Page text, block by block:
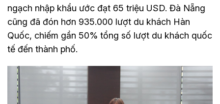
ngạch nhập khẩu ước đạt 65 triệu USD. Đà Nẵng
cũng đã đón hơn 935.000 lượt du khách Hàn
Quốc, chiếm gần 50% tổng số lượt du khách quốc
tế đến thành phố.